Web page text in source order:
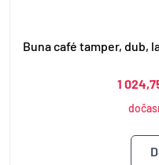
Buna café tamper, dub,
1